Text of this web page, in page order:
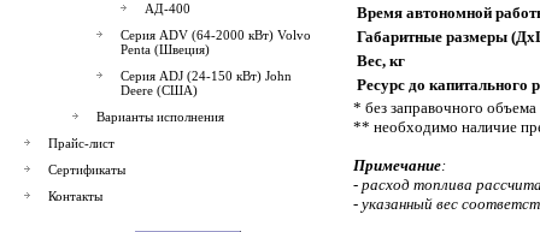
АД-400
Серия ADV (64-2000 кВт) Volvo
Penta (Швеция)
Серия ADJ (24-150 кВт) John
Deere (США)
Варианты исполнения
Прайс-лист
Сертификаты
Контакты
Время автономной
Габаритные размеры
Вес, кг
Ресурс до капитального
* без заправочного
** необходимо наличие
Примечание:
- расход топлива
- указанный вес